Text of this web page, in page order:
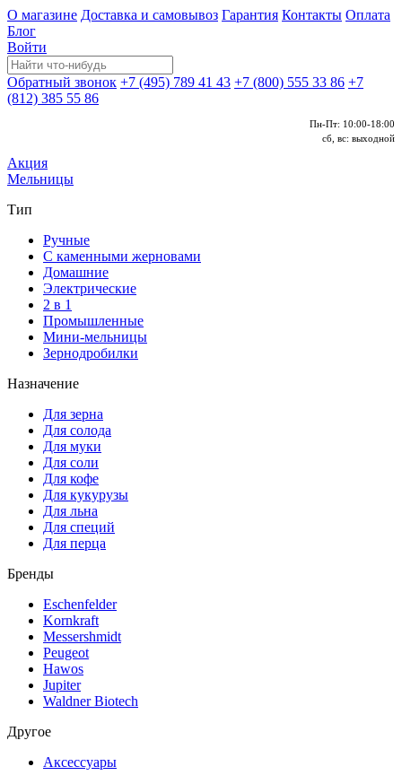
О магазине Доставка и самовывоз Гарантия Контакты Оплата
Блог
Войти
Обратный звонок +7 (495) 789 41 43 +7 (800) 555 33 86 +7
(812) 385 55 86
Пн-Пт: 10:00-18:00
сб, вс: выходной
Акция
Мельницы
Тип
Ручные
С каменными жерновами
Домашние
Электрические
2 в 1
Промышленные
Мини-мельницы
Зернодробилки
Назначение
Для зерна
Для солода
Для муки
Для соли
Для кофе
Для кукурузы
Для льна
Для специй
Для перца
Бренды
Eschenfelder
Kornkraft
Messershmidt
Peugeot
Hawos
Jupiter
Waldner Biotech
Другое
Аксессуары